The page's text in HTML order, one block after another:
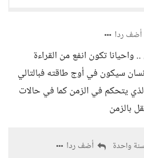
أضف ردا
تكون انفع من القراءة
سيكون في أوج طاقته فبالتالي
يتحكم في الزمن كما في حالات
بالزمن
واحدة أضف ردا